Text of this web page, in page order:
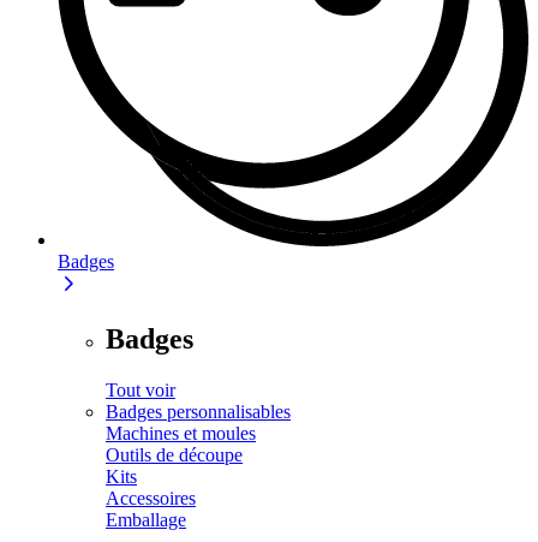
Badges
Badges
Tout voir
Badges personnalisables
Machines et moules
Outils de découpe
Kits
Accessoires
Emballage